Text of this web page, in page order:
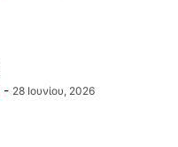
- 28 Ιουνίου, 2026